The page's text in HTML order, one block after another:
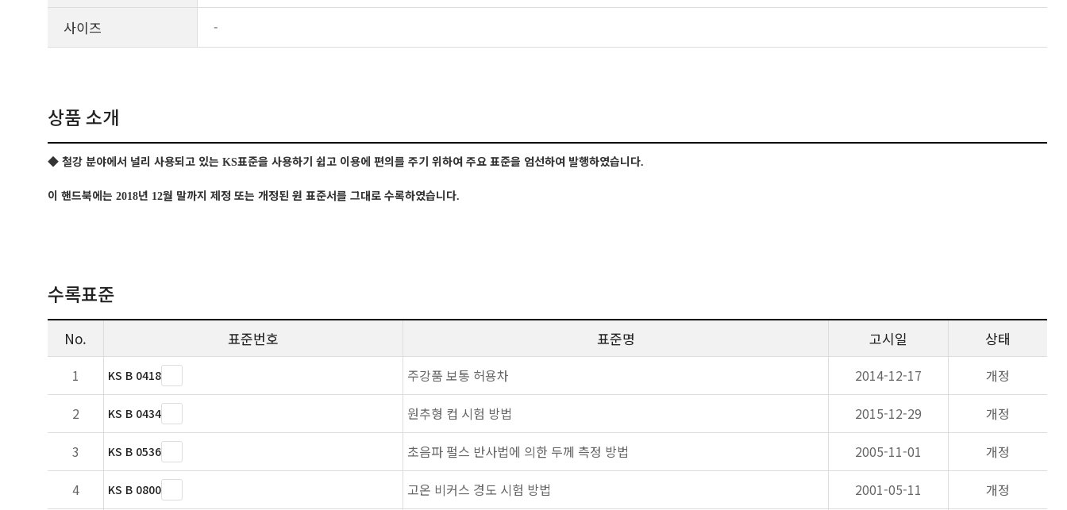
사이즈 -
상품 소개
◆ 철강 분야에서 널리 사용되고 있는 KS표준을 사용하기 쉽고 이용에 편의를 주기 위하여 주요 표준을 엄선하여 발행하였습니다.
이 핸드북에는 2018년 12월 말까지 제정 또는 개정된 원 표준서를 그대로 수록하였습니다.
수록표준
No. 표준번호 표준명 고시일 상태
1 KS B 0418 주강품 보통 허용차 2014-12-17
개정
2
KS B 0434 원추형 컵 시험 방법 2015-12-29
개정
3
KS B 0536 초음파 펄스 반사법에 의한 두께 측정 방법 2005-11-01
개정
4
KS B 0800 고온 비커스 경도 시험 방법 2001-05-11
개정